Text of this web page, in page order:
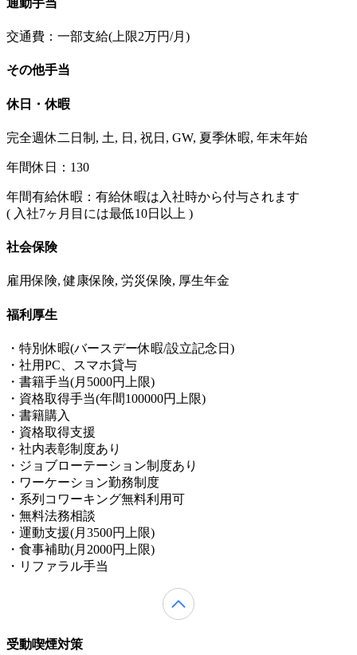
交通費：一部支給(上限2万円/月)
その他手当
休日・休暇
完全週休二日制, 土, 日, 祝日, GW, 夏季休暇, 年末年始
年間休日：130
年間有給休暇：有給休暇は入社時から付与されます
( 入社7ヶ月目には最低10日以上 )
社会保険
雇用保険, 健康保険, 労災保険, 厚生年金
福利厚生
・特別休暇(バースデー休暇/設立記念日)
・社用PC、スマホ貸与
・書籍手当(月5000円上限)
・資格取得手当(年間100000円上限)
・書籍購入
・資格取得支援
・社内表彰制度あり
・ジョブローテーション制度あり
・ワーケーション勤務制度
・系列コワーキング無料利用可
・無料法務相談
・運動支援(月3500円上限)
・食事補助(月2000円上限)
・リファラル手当
受動喫煙対策